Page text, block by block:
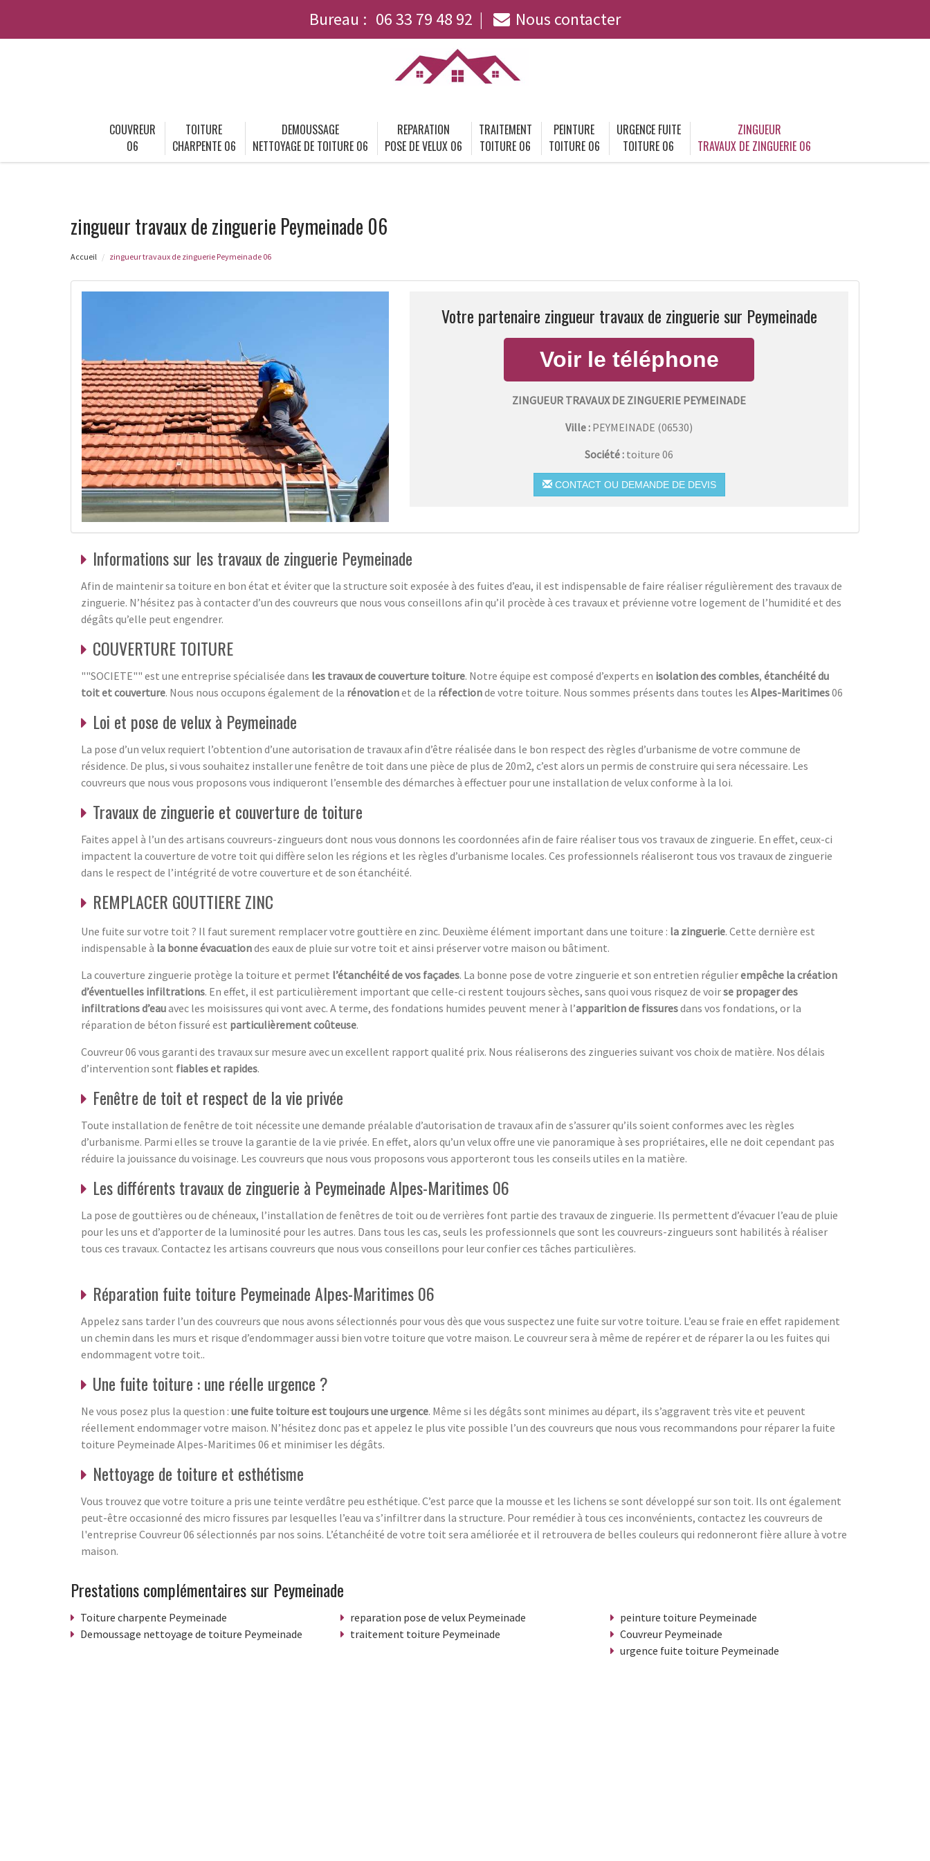
Bureau : 06 33 79 48 92 Nous contacter
COUVREUR
06
TOITURE
CHARPENTE 06
DEMOUSSAGE
NETTOYAGE DE TOITURE 06
REPARATION
POSE DE VELUX 06
TRAITEMENT
TOITURE 06
PEINTURE
TOITURE 06
URGENCE FUITE
TOITURE 06
ZINGUEUR
TRAVAUX DE ZINGUERIE 06
zingueur travaux de zinguerie Peymeinade 06
Accueil zingueur travaux de zinguerie Peymeinade 06
Votre partenaire zingueur travaux de zinguerie sur Peymeinade
ZINGUEUR TRAVAUX DE ZINGUERIE PEYMEINADE
Ville : PEYMEINADE (06530)
Société : toiture 06
CONTACT OU DEMANDE DE DEVIS
Informations sur les travaux de zinguerie Peymeinade
Afin de maintenir sa toiture en bon état et éviter que la structure soit exposée à des fuites d’eau, il est indispensable de faire réaliser régulièrement des travaux de
zinguerie. N’hésitez pas à contacter d’un des couvreurs que nous vous conseillons afin qu’il procède à ces travaux et prévienne votre logement de l’humidité et des
dégâts qu’elle peut engendrer.
COUVERTURE TOITURE
""SOCIETE"" est une entreprise spécialisée dans les travaux de couverture toiture. Notre équipe est composé d’experts en isolation des combles, étanchéité du
toit et couverture. Nous nous occupons également de la rénovationet de la réfectionde votre toiture. Nous sommes présents dans toutes les Alpes-Maritimes06
Loi et pose de velux à Peymeinade
La pose d’un velux requiert l’obtention d’une autorisation de travaux afin d’être réalisée dans le bon respect des règles d’urbanisme de votre commune de
résidence. De plus, si vous souhaitez installer une fenêtre de toit dans une pièce de plus de 20m2, c’est alors un permis de construire qui sera nécessaire. Les
couvreurs que nous vous proposons vous indiqueront l’ensemble des démarches à effectuer pour une installation de velux conforme à la loi.
Travaux de zinguerie et couverture de toiture
Faites appel à l’un des artisans couvreurs-zingueurs dont nous vous donnons les coordonnées afin de faire réaliser tous vos travaux de zinguerie. En effet, ceux-ci
impactent la couverture de votre toit qui diffère selon les régions et les règles d’urbanisme locales. Ces professionnels réaliseront tous vos travaux de zinguerie
dans le respect de l’intégrité de votre couverture et de son étanchéité.
REMPLACER GOUTTIERE ZINC
Une fuite sur votre toit ? Il faut surement remplacer votre gouttière en zinc. Deuxième élément important dans une toiture : la zinguerie. Cette dernière est
indispensable à la bonne évacuationdes eaux de pluie sur votre toit et ainsi préserver votre maison ou bâtiment.
La couverture zinguerie protège la toiture et permet l’étanchéité de vos façades. La bonne pose de votre zinguerie et son entretien régulierempêche la création
d’éventuelles infiltrations. En effet, il est particulièrement important que celle-ci restent toujours sèches, sans quoi vous risquez de voirse propager des
infiltrations d’eauavec les moisissures qui vont avec. A terme, des fondations humides peuvent mener à l’apparition de fissuresdans vos fondations, or la
réparation de béton fissuré est particulièrement coûteuse.
Couvreur 06 vous garanti des travaux sur mesure avec un excellent rapport qualité prix. Nous réaliserons des zingueries suivant vos choix de matière. Nos délais
d’intervention sont fiables et rapides.
Fenêtre de toit et respect de la vie privée
Toute installation de fenêtre de toit nécessite une demande préalable d’autorisation de travaux afin de s’assurer qu’ils soient conformes avec les règles
d’urbanisme. Parmi elles se trouve la garantie de la vie privée. En effet, alors qu’un velux offre une vie panoramique à ses propriétaires, elle ne doit cependant pas
réduire la jouissance du voisinage. Les couvreurs que nous vous proposons vous apporteront tous les conseils utiles en la matière.
Les différents travaux de zinguerie à Peymeinade Alpes-Maritimes 06
La pose de gouttières ou de chéneaux, l’installation de fenêtres de toit ou de verrières font partie des travaux de zinguerie. Ils permettent d’évacuer l’eau de pluie
pour les uns et d’apporter de la luminosité pour les autres. Dans tous les cas, seuls les professionnels que sont les couvreurs-zingueurs sont habilités à réaliser
tous ces travaux. Contactez les artisans couvreurs que nous vous conseillons pour leur confier ces tâches particulières.
Réparation fuite toiture Peymeinade Alpes-Maritimes 06
Appelez sans tarder l’un des couvreurs que nous avons sélectionnés pour vous dès que vous suspectez une fuite sur votre toiture. L’eau se fraie en effet rapidement
un chemin dans les murs et risque d’endommager aussi bien votre toiture que votre maison. Le couvreur sera à même de repérer et de réparer la ou les fuites qui
endommagent votre toit..
Une fuite toiture : une réelle urgence ?
Ne vous posez plus la question : une fuite toiture est toujours une urgence. Même si les dégâts sont minimes au départ, ils s’aggravent très vite et peuvent
réellement endommager votre maison. N’hésitez donc pas et appelez le plus vite possible l’un des couvreurs que nous vous recommandons pour réparer la fuite
toiture Peymeinade Alpes-Maritimes 06 et minimiser les dégâts.
Nettoyage de toiture et esthétisme
Vous trouvez que votre toiture a pris une teinte verdâtre peu esthétique. C’est parce que la mousse et les lichens se sont développé sur son toit. Ils ont également
peut-être occasionné des micro fissures par lesquelles l’eau va s’infiltrer dans la structure. Pour remédier à tous ces inconvénients, contactez les couvreurs de
l'entreprise Couvreur 06 sélectionnés par nos soins. L’étanchéité de votre toit sera améliorée et il retrouvera de belles couleurs qui redonneront fière allure à votre
maison.
Prestations complémentaires sur Peymeinade
Toiture charpente Peymeinade
Demoussage nettoyage de toiture Peymeinade
reparation pose de velux Peymeinade
traitement toiture Peymeinade
peinture toiture Peymeinade
Couvreur Peymeinade
urgence fuite toiture Peymeinade